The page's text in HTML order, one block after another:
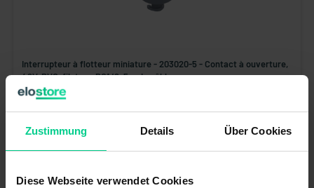
Zustimmung Details Über Cookies
Diese Webseite verwendet Cookies
Interrupteur à flotteur miniature - 203020-5 - Contact à ouverture,
48V, PVC, filetage PG1/8, 5m de câble
Disponible (40 pcs.), délai de livraison 1-3 jours